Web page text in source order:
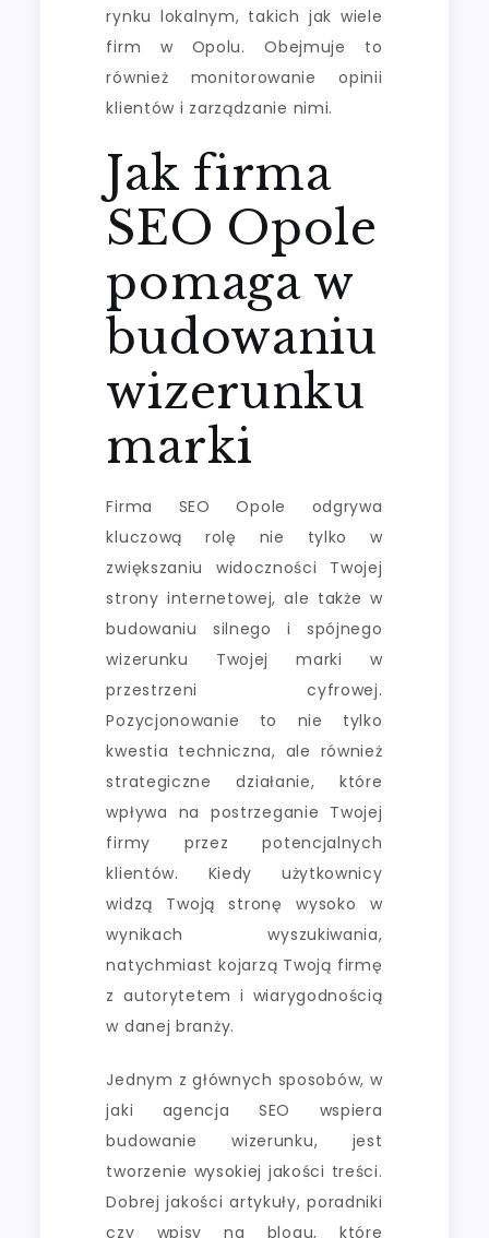
rynku lokalnym, takich jak wiele
firm w Opolu. Obejmuje to
również monitorowanie opinii
klientów i zarządzanie nimi.
Jak firma
SEO Opole
pomaga w
budowaniu
wizerunku
marki
Firma SEO Opole odgrywa
kluczową rolę nie tylko w
zwiększaniu widoczności Twojej
strony internetowej, ale także w
budowaniu silnego i spójnego
wizerunku Twojej marki w
przestrzeni cyfrowej.
Pozycjonowanie to nie tylko
kwestia techniczna, ale również
strategiczne działanie, które
wpływa na postrzeganie Twojej
firmy przez potencjalnych
klientów. Kiedy użytkownicy
widzą Twoją stronę wysoko w
wynikach wyszukiwania,
natychmiast kojarzą Twoją firmę
z autorytetem i wiarygodnością
w danej branży.
Jednym z głównych sposobów, w
jaki agencja SEO wspiera
budowanie wizerunku, jest
tworzenie wysokiej jakości treści.
Dobrej jakości artykuły, poradniki
czy wpisy na blogu, które